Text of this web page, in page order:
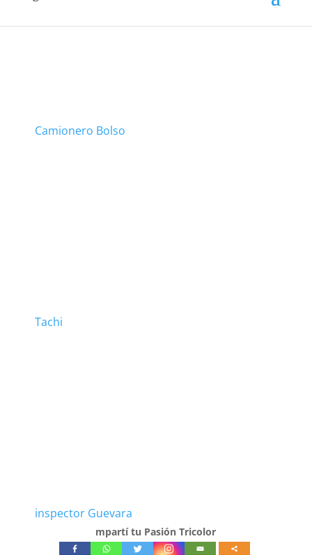
Camionero Bolso
Tachi
inspector Guevara
mpartí tu Pasión Tricolor